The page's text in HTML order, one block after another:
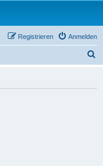
Anmelden
Registrieren